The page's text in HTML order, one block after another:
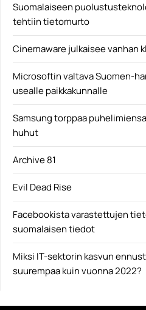
Suomalaiseen
tehtiin tietomurto
Cinemaware julkaisee vanhan
Microsoftin valtava Suomen-
usealle paikkakunnalle
Samsung torppaa
huhut
Archive 81
Evil Dead Rise
Facebookista varastettujen
suomalaisen tiedot
Miksi IT-sektorin kasvun
suurempaa kuin vuonna 2022?